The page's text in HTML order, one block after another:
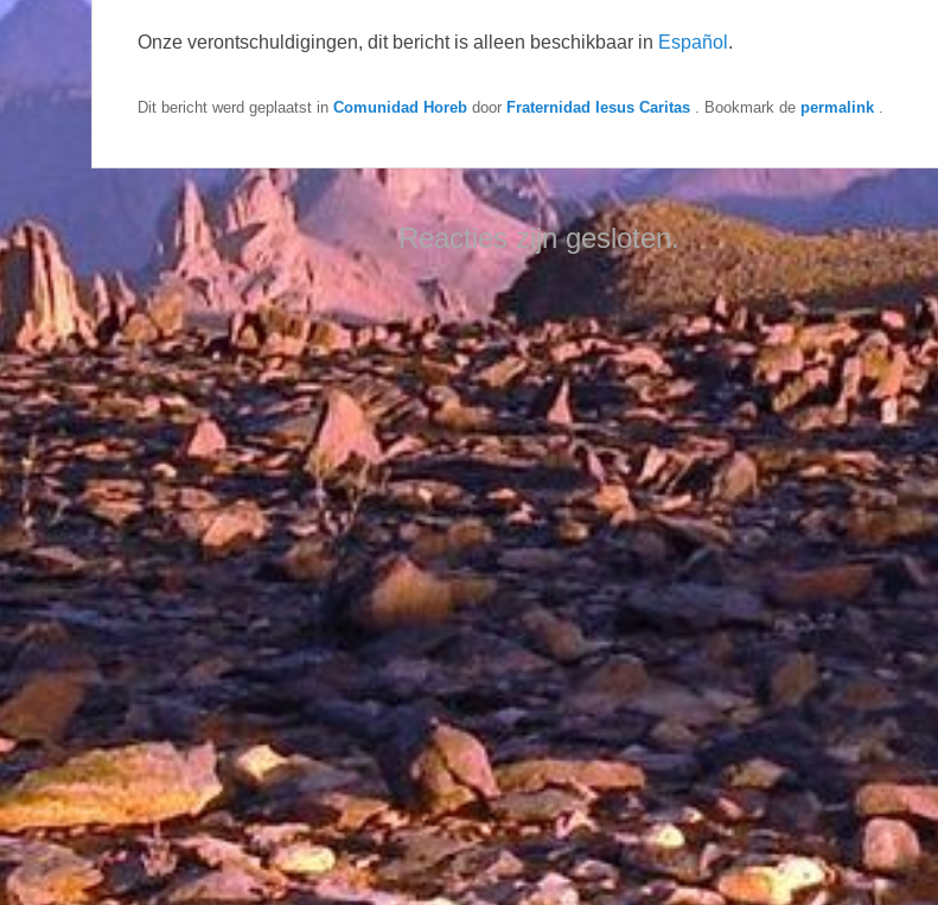
Onze verontschuldigingen, dit bericht is alleen beschikbaar in Español .
Dit bericht werd geplaatst in Comunidad Horeb door Fraternidad Iesus Caritas . Bookmark de permalink
Reacties zijn gesloten.